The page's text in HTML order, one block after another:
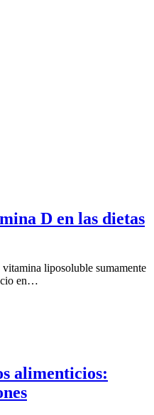
D en las dietas
liposoluble sumamente
en…
alimenticios: